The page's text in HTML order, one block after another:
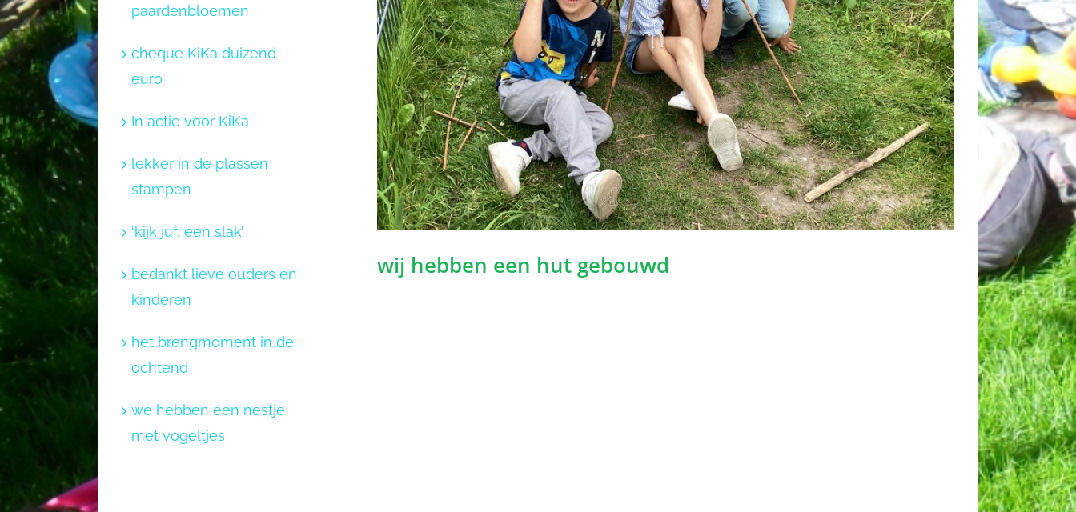
wij hebben een hut gebouwd
paardenbloemen
cheque KiKa duizend
euro
In actie voor KiKa
lekker in de plassen
stampen
‘kijk juf, een slak’
bedankt lieve ouders en
kinderen
het brengmoment in de
ochtend
we hebben een nestje
met vogeltjes